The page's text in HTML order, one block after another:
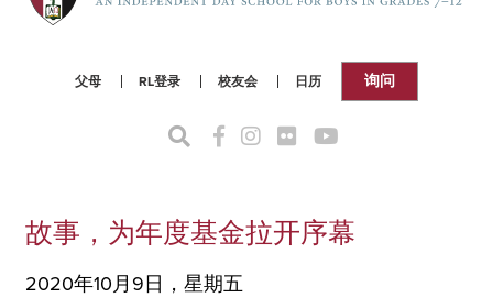
父母 RL登录 校友会 日历 询问
故事，为年度基金拉开序幕
2020年10月9日，星期五